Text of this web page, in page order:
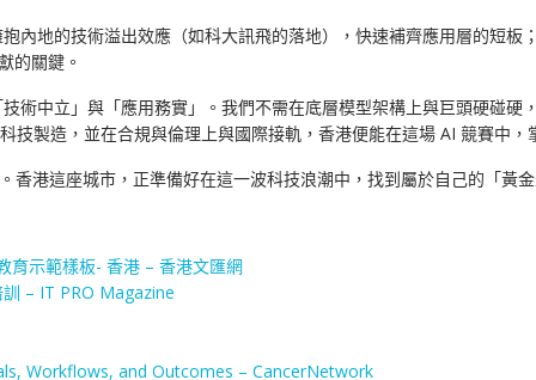
內地的技術溢出效應（如科大訊飛的落地），快速補齊應用層的短板
的關鍵。
術中立」與「應用務實」。我們不需在底層模型架構上與巨頭硬碰硬
製造，並在合規與倫理上與國際接軌，香港便能在這場 AI 競賽中，
港這座城市，正準備好在這一波科技浪潮中，找到屬於自己的「黃金
育示範樣板- 香港 – 香港文匯網
訓 – IT PRO Magazine
Workflows, and Outcomes – CancerNetwork